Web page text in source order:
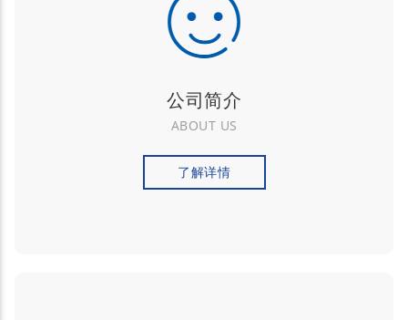
公司简介
ABOUT US
了解详情